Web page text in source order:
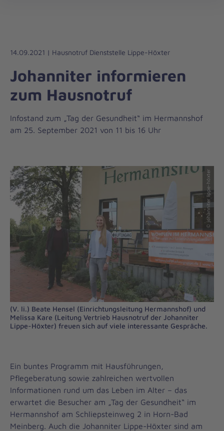
Liebe
Leben
14.09.2021 | Hausnotruf Dienststelle Lippe-Höxter
Johanniter informieren
zum Hausnotruf
Infostand zum „Tag der Gesundheit“ im Hermannshof
am 25. September 2021 von 11 bis 16 Uhr
© johanniter lippe-höxter
(V. li.) Beate Hensel (Einrichtungsleitung Hermannshof) und
Melissa Kare (Leitung Vertrieb Hausnotruf der Johanniter
Lippe-Höxter) freuen sich auf viele interessante Gespräche.
Ein buntes Programm mit Hausführungen,
Pflegeberatung sowie zahlreichen wertvollen
Informationen rund um das Leben im Alter – das
erwartet die Besucher am „Tag der Gesundheit“ im
Hermannshof am Schliepsteinweg 2 in Horn-Bad
Meinberg. Auch die Johanniter Lippe-Höxter sind am